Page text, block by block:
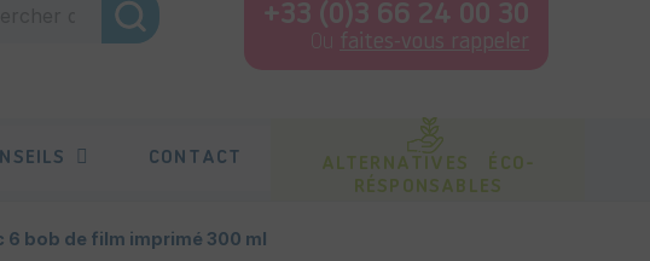
+33 (0)3 66 24 00 30
Ou faites-vous rappeler
CONTACT
ALTERNATIVES ÉCO-
RÉSPONSABLES
6 bob de film imprimé 300 ml